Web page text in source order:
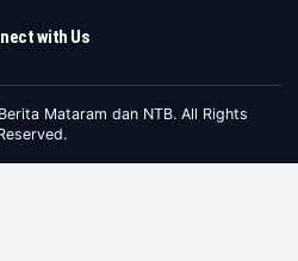
with Us
Mataram dan NTB. All Rights